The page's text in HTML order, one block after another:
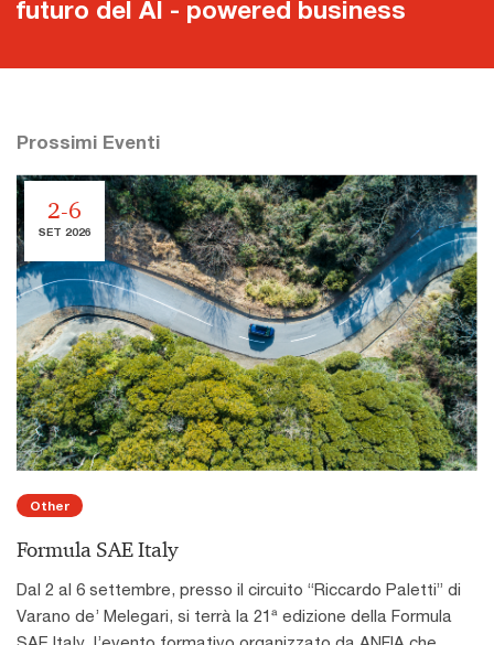
futuro del AI - powered business
Prossimi Eventi
2-6
SET 2026
Other
Formula SAE Italy
Dal 2 al 6 settembre, presso il circuito “Riccardo Paletti” di
Varano de’ Melegari, si terrà la 21ª edizione della Formula